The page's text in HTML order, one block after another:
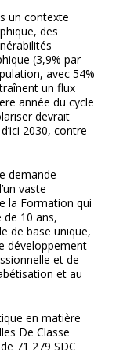
un contexte
des
(3,9% par
avec 54%
un flux
année du cycle
devrait
2030, contre
demande
vaste
la Formation qui
10 ans,
de base unique,
développement
et de
et au
en matière
De Classe
71 279 SDC